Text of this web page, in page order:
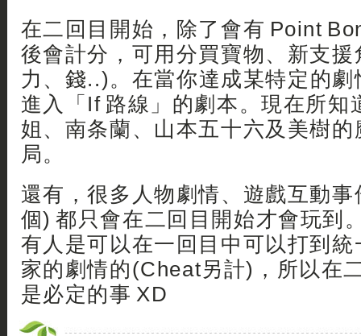
在二回目開始，除了會有 Point
後會計分，可用分買寶物、新支
力、錢..)。在當你達成某特定的
進入「If 路線」的劇本。現在所知
姐、南条蘭、山本五十六及美樹的
局。
還有，很多人物劇情、遊戲互動
個) 都只會在二回目開始才會玩到
有人是可以在一回目中可以打到
家的劇情的(Cheat另計)，所以在
是必定的事 XD